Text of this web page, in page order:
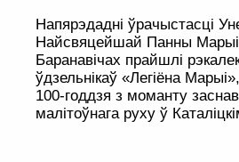
Напярэдадні ўрачыстасці
Найсвяцейшай Панны Марыі
Баранавічах прайшлі
ўдзельнікаў «Легіёна
100-годдзя з моманту
малітоўнага руху ў